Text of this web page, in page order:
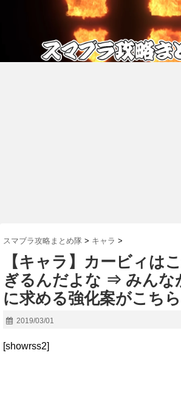
スマブラ攻略まとめ隊 > キャラ >
【キャラ】カービィは
ぎるんだよな ⇒ みんな
に求める強化案がこち
2019/03/01
[showrss2]